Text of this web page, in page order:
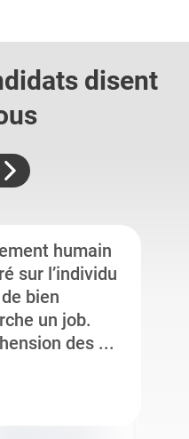
disent
humain
sur l’individu
bien
un job.
des ...